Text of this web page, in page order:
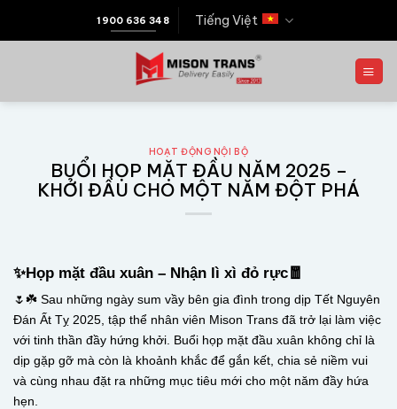
1900 636 348 Tiếng Việt
HOẠT ĐỘNG NỘI BỘ
BUỔI HỌP MẶT ĐẦU NĂM 2025 –
KHỞI ĐẦU CHO MỘT NĂM ĐỘT PHÁ
✨Họp mặt đầu xuân – Nhận lì xì đỏ rực🧧
🌷☘️ Sau những ngày sum vầy bên gia đình trong dịp Tết Nguyên
Đán Ất Tỵ 2025, tập thể nhân viên Mison Trans đã trở lại làm việc
với tinh thần đầy hứng khởi. Buổi họp mặt đầu xuân không chỉ là
dịp gặp gỡ mà còn là khoảnh khắc để gắn kết, chia sẻ niềm vui
và cùng nhau đặt ra những mục tiêu mới cho một năm đầy hứa
hẹn.